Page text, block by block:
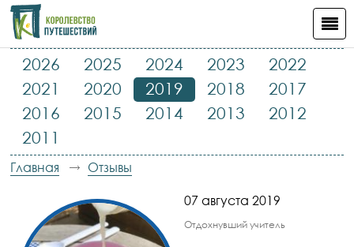
2026 2025 2024 2023
2022
2021
2020 2019 2018
2017
2016
2015 2014 2013
2012
2011
Главная Отзывы
07 августа 2019
Отдохнувший учитель